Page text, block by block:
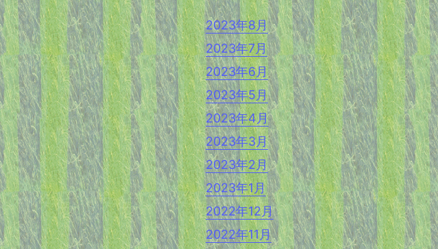
2023年8月
2023年7月
2023年6月
2023年5月
2023年4月
2023年3月
2023年2月
2023年1月
2022年12月
2022年11月